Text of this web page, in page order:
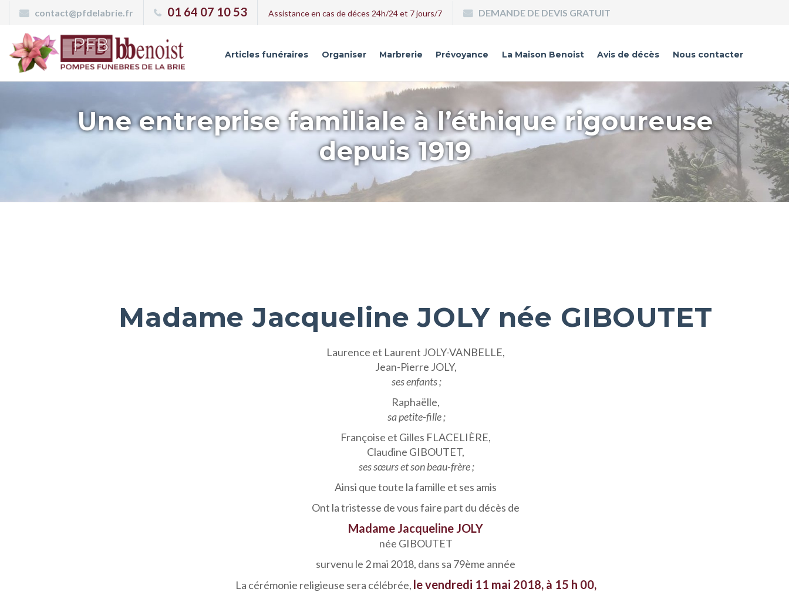
contact@pfdelabrie.fr 01 64 07 10 53 Assistance en cas de déces 24h/24 et 7 jours/7 DEMANDE DE DEVIS GRATUIT
Articles funéraires Organiser Marbrerie Prévoyance La Maison Benoist Avis de décès Nous contacter
Une entreprise familiale à l’éthique rigoureuse
depuis 1919
Madame Jacqueline JOLY née GIBOUTET
Laurence et Laurent JOLY-VANBELLE,
Jean-Pierre JOLY,
ses enfants ;
Raphaëlle,
sa petite-fille ;
Françoise et Gilles FLACELIÈRE,
Claudine GIBOUTET,
ses sœurs et son beau-frère ;
Ainsi que toute la famille et ses amis
Ont la tristesse de vous faire part du décès de
Madame Jacqueline JOLY
née GIBOUTET
survenu le 2 mai 2018, dans sa 79ème année
La cérémonie religieuse sera célébrée, le vendredi 11 mai 2018, à 15 h 00,